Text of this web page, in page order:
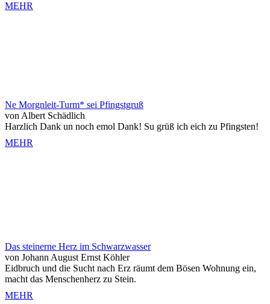
MEHR
Ne Morgnleit-Turm* sei Pfingstgruß
von Albert Schädlich
Harzlich Dank un noch emol Dank! Su grüß ich eich zu Pfingsten!
MEHR
Das steinerne Herz im Schwarzwasser
von Johann August Ernst Köhler
Eidbruch und die Sucht nach Erz räumt dem Bösen Wohnung ein,
macht das Menschenherz zu Stein.
MEHR